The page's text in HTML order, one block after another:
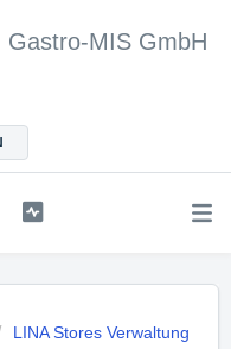
Gastro-MIS GmbH
LINA Stores Verwaltung